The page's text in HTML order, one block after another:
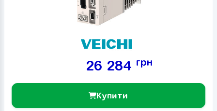
26 284 грн
Купити